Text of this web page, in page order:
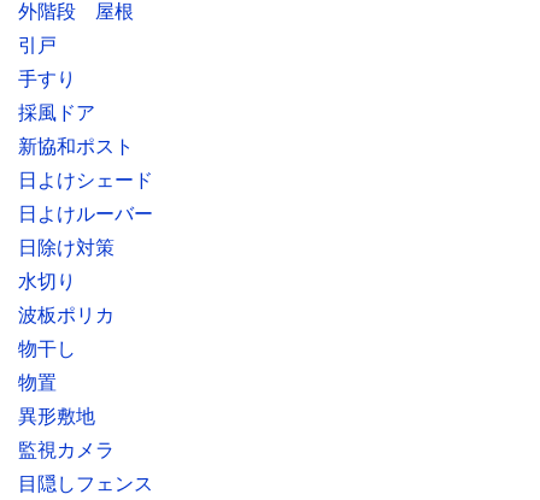
外階段 屋根
引戸
手すり
採風ドア
新協和ポスト
日よけシェード
日よけルーバー
日除け対策
水切り
波板ポリカ
物干し
物置
異形敷地
監視カメラ
目隠しフェンス